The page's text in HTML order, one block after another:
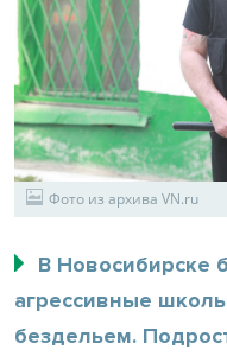
Фото из архива VN.ru
В Новосибирске
агрессивные
бездельем.